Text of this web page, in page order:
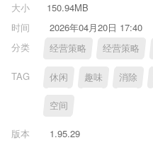
大小
150.94MB
时间
2026年04月20日 17:40
分类
经营策略 经营策略
TAG 休闲 趣味 消除
空间
版本
1.95.29